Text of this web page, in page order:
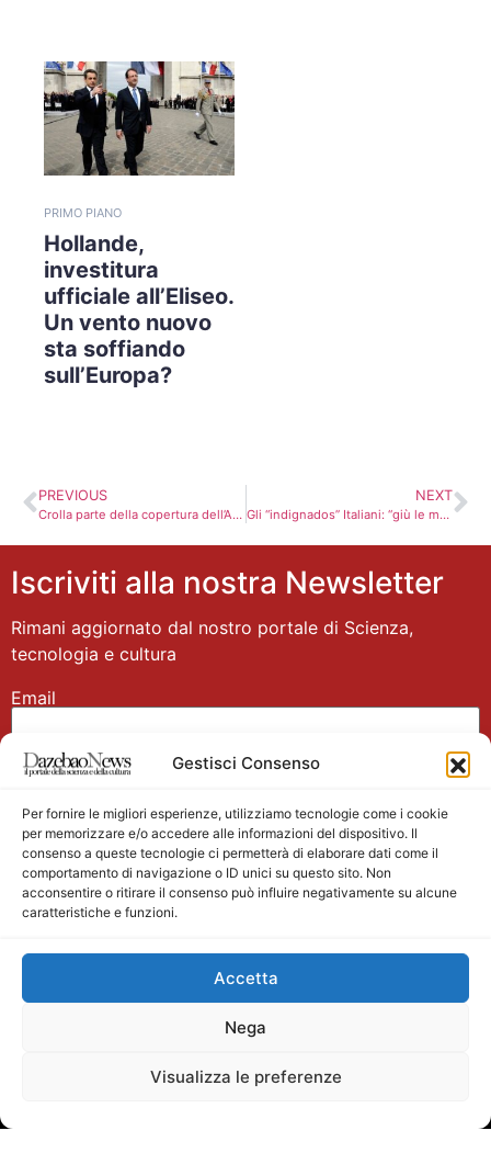
Gestisci Consenso
Per fornire le migliori esperienze, utilizziamo tecnologie come i cookie
per memorizzare e/o accedere alle informazioni del dispositivo. Il
consenso a queste tecnologie ci permetterà di elaborare dati come il
comportamento di navigazione o ID unici su questo sito. Non
acconsentire o ritirare il consenso può influire negativamente su alcune
caratteristiche e funzioni.
Accetta
Nega
Visualizza le preferenze
PRIMO PIANO
Hollande,
investitura
ufficiale all’Eliseo.
Un vento nuovo
sta soffiando
sull’Europa?
PREVIOUS
Crolla parte della copertura dell’Abbazia Normanna di Monreale. L’intervento era recente
NEXT
Gli “indignados” Italiani: “giù le mani dall’Articolo 18”
Iscriviti alla nostra Newsletter
Rimani aggiornato dal nostro portale di Scienza,
tecnologia e cultura
Email
Nome
Main partner
Testata giornalistica registrata presso il Tribunale di